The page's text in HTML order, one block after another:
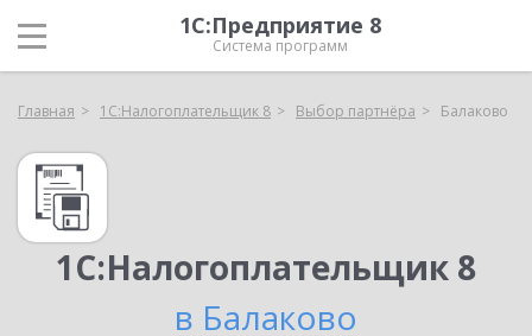
1С:Предприятие 8
Система программ
Главная 1С:Налогоплательщик 8 Выбор партнёра Балаково
1С:Налогоплательщик 8
в Балаково